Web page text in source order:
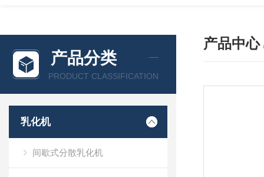
产品分类
PRODUCT CLASSIFICATION
乳化机
间歇式分散乳化机
产品中心